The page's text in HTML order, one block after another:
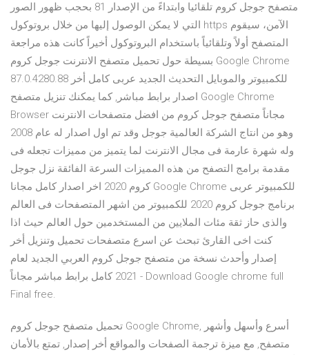
متصفح جوجل كروم تلقائيا وابتداءً من الإصدار 81 بحجب ظهور الصور
التي لا يمكن الوصول إليها من خلال بروتوكول https الآمن، سيقوم
المتصفح أولاً وتلقائياً باستخدام البروتوكول أخيراً كانت هذه مراجعة
بسيطة حول تحميل متصفح الانترنت جوجل كروم Google Chrome
87.0.4280.88 للكمبيوتر والموبايل التحديث الجديد عربى كامل أخر
اصدار برابط مباشر, كما يمكنك تنزيل متصفح Google Chrome
Browser مجاناً متصفح جوجل كروم من افضل متصفحات الانترنت
وهو من انتاج الشركة العالمية جوجل وقد تم اول اصدار له عام 2008
وله شهرة عارمة فى مجال الانترنت لما يتميز من مميزات تجعله فى
مقدمة برامج التصفح من هذه المميزات السرعة الفائقة نزل جوجل
كروم 2020 اخر اصدار كامل مجانا Google Chrome للكمبيوتر عربى
برنامج جوجل كروم 2020 للكمبيوتر من اشهر المتصفحات فى العالم
والذى حاز ثقة مئات الملايين من المستخدمين حول العالم حيث اذا
كنت اخى القارئ تبحث عن اسرع متصفحات تحميل وتنزيل أخر
إصدار وأحدث نسخة من متصفح جوجل كروم العربي الجديد لعام
2021 كامل برابط مباشر مجاناً - Download Google chrome full
Final free.
تحميل متصفح جوجل كروم Google Chrome, أسرع وأسهل وأشهر
متصفح, مع ميزة ترجمة الصفحات والمواقع أخر إصدار, تمتع بالأمان